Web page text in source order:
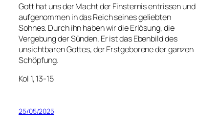
Gott hat uns der Macht der Finsternis entrissen und
aufgenommen in das Reich seines geliebten
Sohnes. Durch ihn haben wir die Erlösung, die
Vergebung der Sünden. Er ist das Ebenbild des
unsichtbaren Gottes, der Erstgeborene der ganzen
Schöpfung.
Kol 1, 13-15
25/05/2025